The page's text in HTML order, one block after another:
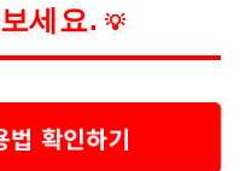
세요. 💡
확인하기